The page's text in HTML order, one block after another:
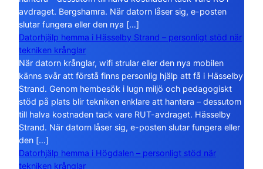
avdraget. Bergshamra. När datorn låser sig, e-posten
slutar fungera eller den nya […]
Datorhjälp hemma i Hässelby Strand – personligt stöd när
tekniken krånglar
När datorn krånglar, wifi strular eller den nya mobilen
känns svår att förstå finns personlig hjälp att få i Hässelby
Strand. Genom hembesök i lugn miljö och pedagogiskt
stöd på plats blir tekniken enklare att hantera – dessutom
till halva kostnaden tack vare RUT-avdraget. Hässelby
Strand. När datorn låser sig, e-posten slutar fungera eller
den […]
Datorhjälp hemma i Högdalen – personligt stöd när
tekniken krånglar